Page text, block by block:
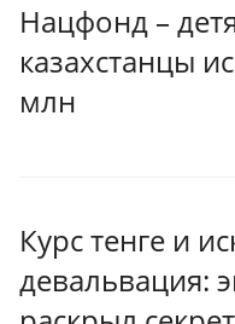
Нацфонд –
казахстанцы
млн
Курс тенге и
девальвация: